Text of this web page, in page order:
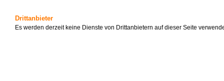
Drittanbieter
Es werden derzeit keine Dienste von Drittanbietern auf dieser Seite